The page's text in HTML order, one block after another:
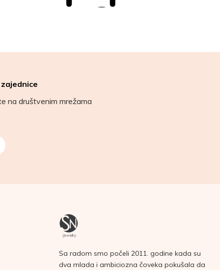
na društvenim mrežama
Sa radom smo počeli 2011. godine kada su
dva mlada i ambiciozna čoveka pokušala da